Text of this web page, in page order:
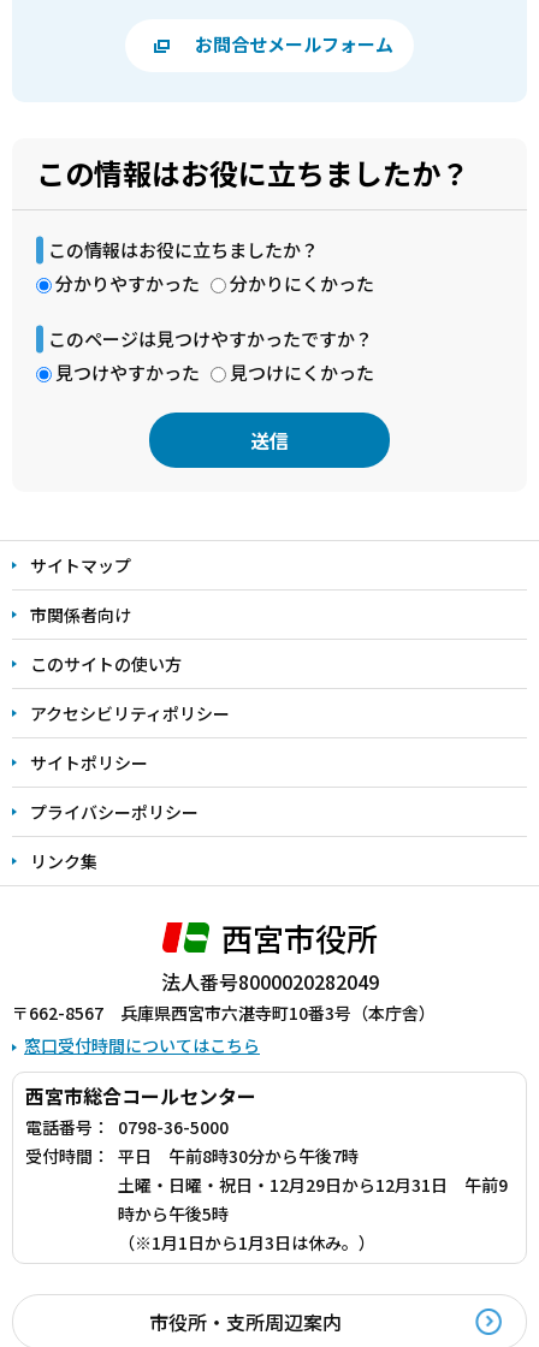
お問合せメールフォーム
この情報はお役に立ちましたか？
この情報はお役に立ちましたか？
分かりやすかった
分かりにくかった
このページは見つけやすかったですか？
見つけやすかった
見つけにくかった
文
こ
こ
ま
で
サイトマップ
市関係者向け
このサイトの使い方
アクセシビリティポリシー
サイトポリシー
プライバシーポリシー
リンク集
西宮市役所
法人番号8000020282049
〒662-8567 兵庫県西宮市六湛寺町10番3号（本庁舎）
窓口受付時間についてはこちら
西宮市総合コールセンター
電話番号：
0798-36-5000
受付時間：
平日 午前8時30分から午後7時
土曜・日曜・祝日・12月29日から12月31日 午前9
時から午後5時
（※1月1日から1月3日は休み。）
市役所・支所周辺案内